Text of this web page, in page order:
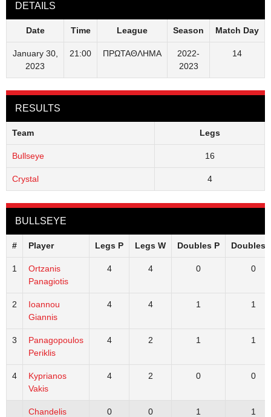
DETAILS
Date Time League Season Match Day
January 30,
2023
21:00 ΠΡΩΤΑΘΛΗΜΑ
2022-
2023
14
RESULTS
Team Legs
Bullseye 16
Crystal 4
BULLSEYE
# Player Legs P Legs W Doubles P Doubles
1
Ortzanis
Panagiotis
4 4 0 0
2
Ioannou
Giannis
4 4 1 1
3
Panagopoulos
Periklis
4 2 1 1
4
Kyprianos
Vakis
4 2 0 0
Chandelis
0 0 1 1